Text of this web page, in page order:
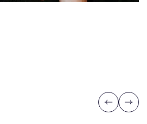
Previous
Next